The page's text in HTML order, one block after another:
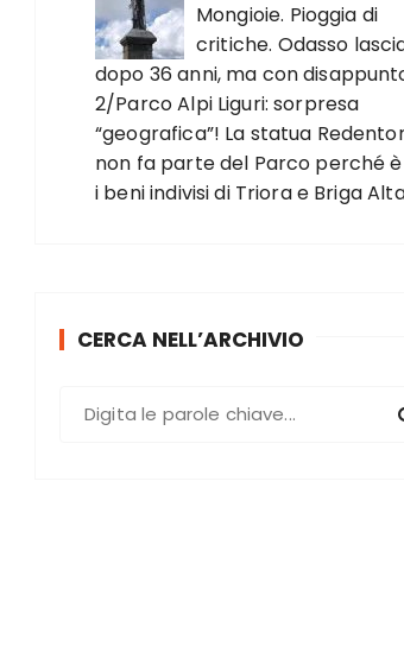
Mongioie. Pioggia di
critiche. Odasso
dopo 36 anni, ma con
2/Parco Alpi Liguri: sorpresa
“geografica”! La statua
non fa parte del Parco perché
i beni indivisi di Triora e Briga
CERCA NELL’ARCHIVIO